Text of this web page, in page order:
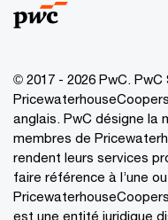
© 2017 - 2026 PwC.
anglais. PwC désigne la
membres de
rendent leurs services
faire référence à l’une
est une entité juridique